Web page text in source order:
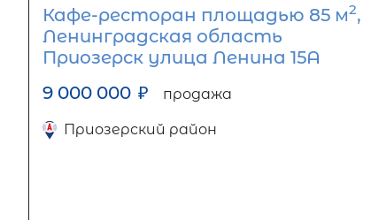
Кафе-ресторан площадью 85 м2,
Ленинградская область
Приозерск улица Ленина 15А
9 000 000 ₽ продажа
Приозерский район